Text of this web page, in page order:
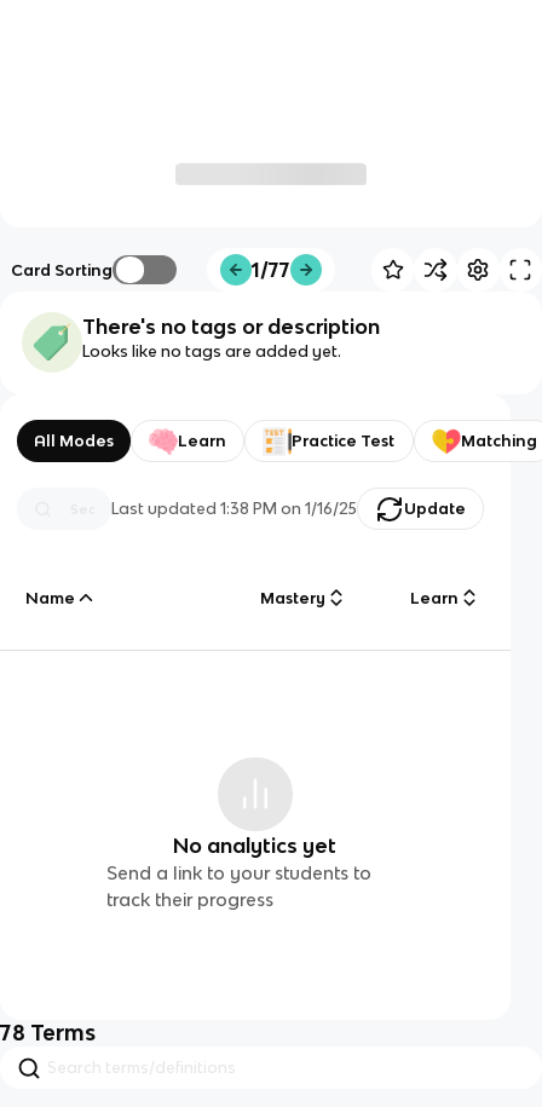
Card Sorting 1/77
There's no tags or description
Looks like no tags are added yet.
All Modes Learn Practice Test Matching
Last updated1:38 PM on 1/16/25 Update
Name Mastery Learn
No analytics yet
Send a link to your students to
track their progress
78 Terms